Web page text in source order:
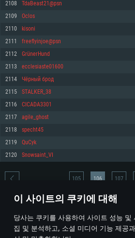
이 사이트의 쿠키에 대해
당사는 쿠키를 사용하여 사이트 성능 및
집 및 분석하고, 소셜 미디어 기능 제공
운영체제: Windows 10 (64 bit)
프로세서: 2.2 GHz 듀얼코어 이상
메모리: 4GB
그래픽 카드: DirectX 11 이상을 지원하는 AMD
GeForce GT 660. 최소 사양 해상도: 720p
네트워크: 브로드밴드 인터넷
여유 저장 공간: 22.1 GB (최소 클라이언트)
권장 사양
570 혹은 그 이상
여유 저장 공간: 62.2 GB (전체 클라이언트)
운영체제: Mac OS Big Sur 11.0
프로세서: 최소 2.2 GHz의 Core i5 (Intel Xeon
메모리: 6 GB
그래픽 카드: Metal 을 지원하는 Intel Iris Pro
능을 가지는 Mac 버전의 AMD/Nvidia. 최소 해상
네트워크: 브로드밴드 인터넷
여유 저장 공간: 22.1 GB (최소 클라이언트)
권장 사양
네트워크: 브로드밴드 인터넷
여유 저장 공간: 62.2 GB (전체 클라이언트)
운영체제: 64bit Linux 중 최신 버전
프로세서: 2.4 GHz 듀얼코어
메모리: 4 GB
그래픽 카드: Vulkan 을 지원하고, 최신 그래픽
660 (6개월 미만) 혹은 그와 동급의 성능을 가지
원하는 AMD (6개월 미만; 최소사양 지원 해상도
네트워크: 브로드밴드 인터넷
여유 저장 공간: 22.1 GB (최소 클라이언트)
권장 사양
운영체제: Ubuntu 20.04 64bit
프로세서: Intel Core i7
메모리: 16 GB
그래픽 카드: Vulkan 을 지원하고, 최신 그래픽
1060 (6개월 미만) 혹은 그와 동급의 성능을 가
지원하는 AMD RX 570 (6개월 미만; 최소사양
여유 저장 공간: 62.2 GB (전체 클라이언트)
2108 TdaBeast21@psn
2109 Oclos
2110 kisoni
2111 freeflyinjoe@psn
2112 GrünerHund
2113 ecclesiaste01600
2114 Чёрный брод
2115 STALKER_38
2116 CICADA3301
2117 agile_ghost
2118 specht45
2119 QuCyk
2120 Snowsaint_VI
* 순위표는 매일 1회 갱신됩니다
105 106 107